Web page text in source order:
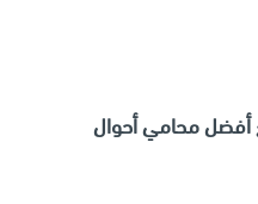
أفضل محامي أحوال